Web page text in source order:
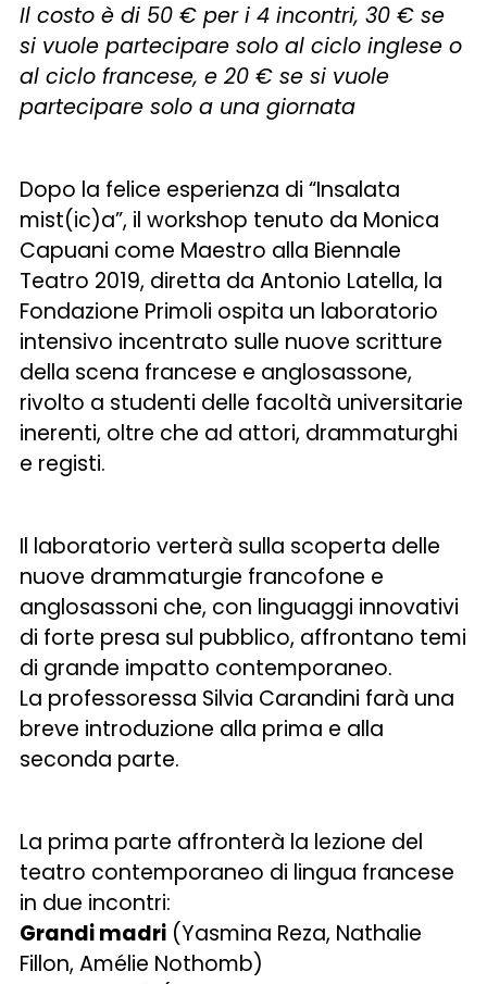
Il costo è di 50 € per i 4 incontri, 30 € se
si vuole partecipare solo al ciclo inglese o
al ciclo francese, e 20 € se si vuole
partecipare solo a una giornata
Dopo la felice esperienza di “Insalata
mist(ic)a”, il workshop tenuto da Monica
Capuani come Maestro alla Biennale
Teatro 2019, diretta da Antonio Latella, la
Fondazione Primoli ospita un laboratorio
intensivo incentrato sulle nuove scritture
della scena francese e anglosassone,
rivolto a studenti delle facoltà universitarie
inerenti, oltre che ad attori, drammaturghi
e registi.
Il laboratorio verterà sulla scoperta delle
nuove drammaturgie francofone e
anglosassoni che, con linguaggi innovativi
di forte presa sul pubblico, affrontano temi
di grande impatto contemporaneo.
La professoressa Silvia Carandini farà una
breve introduzione alla prima e alla
seconda parte.
La prima parte affronterà la lezione del
teatro contemporaneo di lingua francese
in due incontri:
Grandi madri (Yasmina Reza, Nathalie
Fillon, Amélie Nothomb)